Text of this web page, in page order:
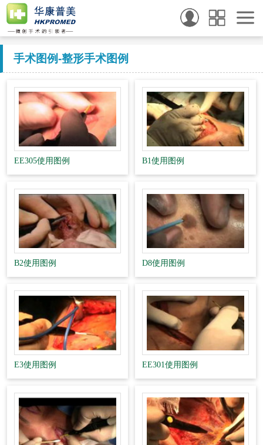
手术图例-整形手术图例
EE305使用图例 B1使用图例
B2使用图例 D8使用图例
E3使用图例 EE301使用图例